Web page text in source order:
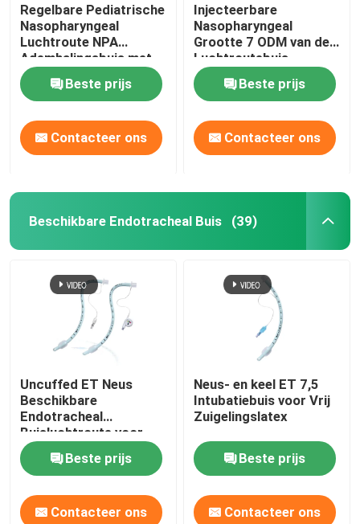
Regelbare Pediatrische
Nasopharyngeal
Luchtroute NPA
Ademhalingsbuis met
Zacht Uiteinde
Beste prijs
Contacteer ons
Injecteerbare
Nasopharyngeal
Grootte 7 ODM van de
Luchtroutebuis
Beste prijs
Contacteer ons
Beschikbare Endotracheal Buis (39)
Uncuffed ET Neus
Beschikbare
Endotracheal
Buisluchtroute voor
Chirurgische OEM
Beste prijs
Contacteer ons
Neus- en keel ET 7,5
Intubatiebuis voor Vrij
Zuigelingslatex
Beste prijs
Contacteer ons